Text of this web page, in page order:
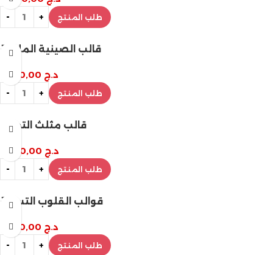
طلب المنتج
قالب الصينية الملكية
د.ج
طلب المنتج
قالب مثلث التحدي
د.ج
طلب المنتج
قوالب القلوب التسعة
د.ج
طلب المنتج